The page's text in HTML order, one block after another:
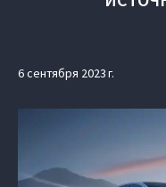
6 сентября 2023 г.